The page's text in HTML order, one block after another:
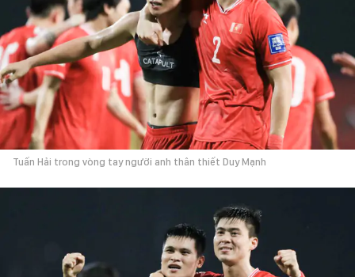
Tuấn Hải trong vòng tay người anh thân thiết Duy Mạnh